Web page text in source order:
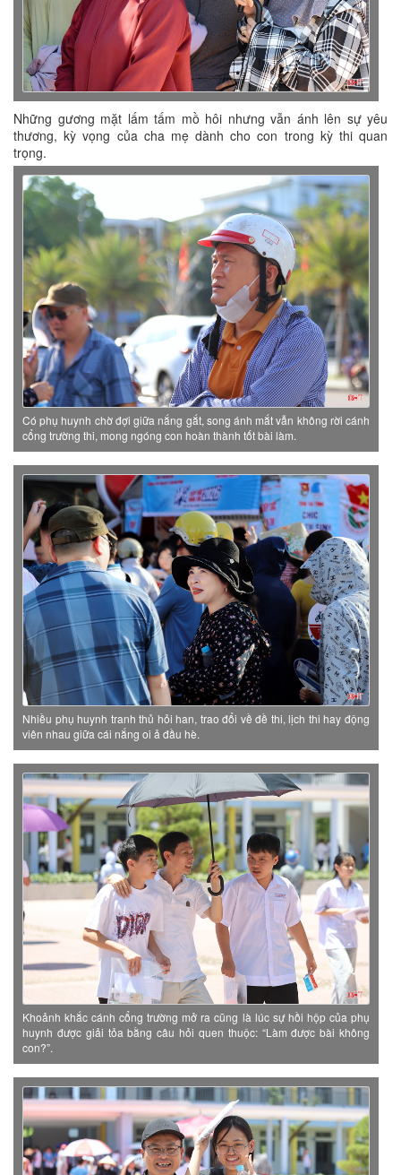
Những gương mặt lấm tấm mồ hôi nhưng vẫn ánh lên sự yêu
thương, kỳ vọng của cha mẹ dành cho con trong kỳ thi quan
trọng.
Có phụ huynh chờ đợi giữa nắng gắt, song ánh mắt vẫn không rời cánh
cổng trường thi, mong ngóng con hoàn thành tốt bài làm.
Nhiều phụ huynh tranh thủ hỏi han, trao đổi về đề thi, lịch thi hay động
viên nhau giữa cái nắng oi ả đầu hè.
Khoảnh khắc cánh cổng trường mở ra cũng là lúc sự hồi hộp của phụ
huynh được giải tỏa bằng câu hỏi quen thuộc: “Làm được bài không
con?”.